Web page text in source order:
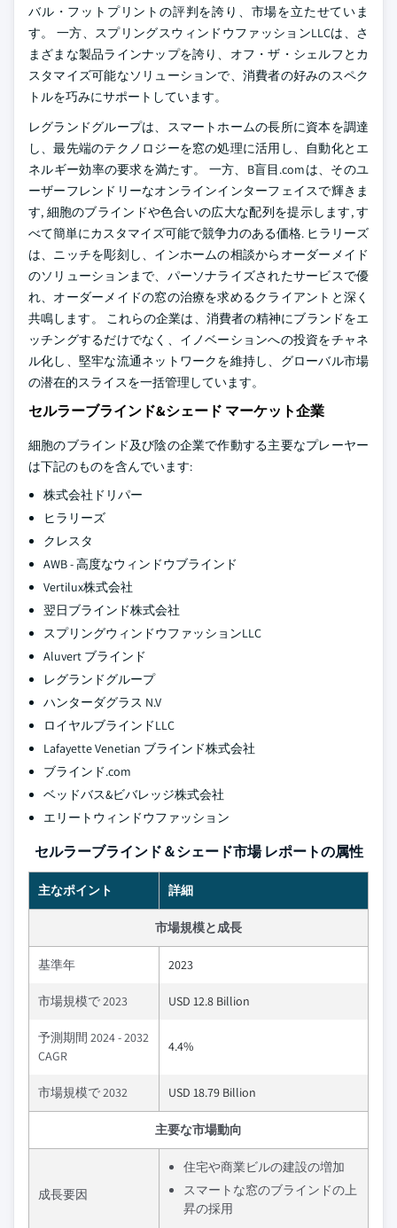
バル・フットプリントの評判を誇り、市場を立たせていま
す。 一方、スプリングスウィンドウファッションLLCは、さ
まざまな製品ラインナップを誇り、オフ・ザ・シェルフとカ
スタマイズ可能なソリューションで、消費者の好みのスペク
トルを巧みにサポートしています。
レグランドグループは、スマートホームの長所に資本を調達
し、最先端のテクノロジーを窓の処理に活用し、自動化とエ
ネルギー効率の要求を満たす。 一方、B盲目.comは、そのユ
ーザーフレンドリーなオンラインインターフェイスで輝きま
す, 細胞のブラインドや色合いの広大な配列を提示します, す
べて簡単にカスタマイズ可能で競争力のある価格. ヒラリーズ
は、ニッチを彫刻し、インホームの相談からオーダーメイド
のソリューションまで、パーソナライズされたサービスで優
れ、オーダーメイドの窓の治療を求めるクライアントと深く
共鳴します。 これらの企業は、消費者の精神にブランドをエ
ッチングするだけでなく、イノベーションへの投資をチャネ
ル化し、堅牢な流通ネットワークを維持し、グローバル市場
の潜在的スライスを一括管理しています。
セルラーブラインド&シェード マーケット企業
細胞のブラインド及び陰の企業で作動する主要なプレーヤー
は下記のものを含んでいます:
株式会社ドリパー
ヒラリーズ
クレスタ
AWB - 高度なウィンドウブラインド
Vertilux株式会社
翌日ブラインド株式会社
スプリングウィンドウファッションLLC
Aluvert ブラインド
レグランドグループ
ハンターダグラス N.V
ロイヤルブラインドLLC
Lafayette Venetian ブラインド株式会社
ブラインド.com
ベッドバス&ビバレッジ株式会社
エリートウィンドウファッション
セルラーブラインド＆シェード市場 レポートの属性
主なポイント 詳細
市場規模と成長
基準年 2023
市場規模で 2023 USD 12.8 Billion
予測期間 2024 - 2032
CAGR
4.4%
市場規模で 2032 USD 18.79 Billion
主要な市場動向
成長要因
住宅や商業ビルの建設の増加
スマートな窓のブラインドの上
昇の採用